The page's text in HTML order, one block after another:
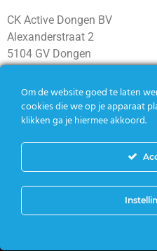
CK Active Dongen BV
Alexanderstraat 2
5104 GV Dongen
SOCIAL
Copyright CK Active – Alle
Om de website goed te laten
cookies die we op je apparaat
klikken ga je hiermee akkoord.